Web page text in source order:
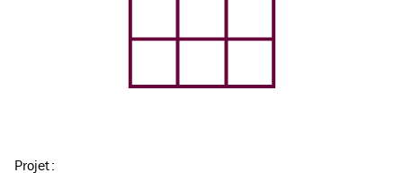
Projet: